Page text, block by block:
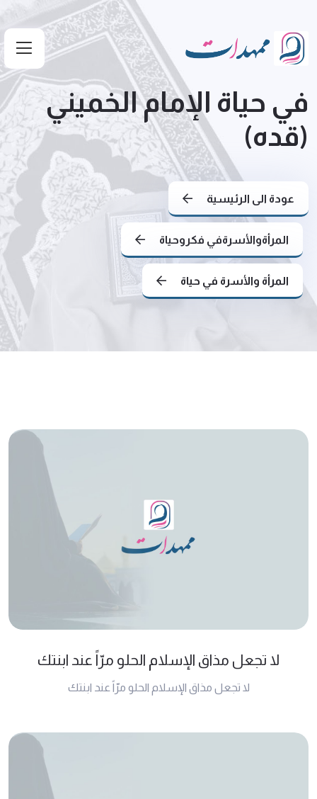
في حياة الإمام الخميني
(قده)
عودة الى الرئيسية
المرأةوالأسرةفي فكروحياة
المرأة والأسرة في حياة
لا تجعل مذاق الإسلام الحلو مرّاً عند ابنتك
لا تجعل مذاق الإسلام الحلو مرّاً عند ابنتك